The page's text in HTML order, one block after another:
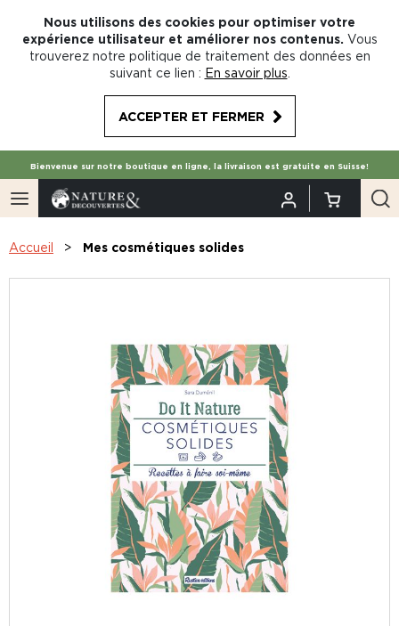
Nous utilisons des cookies pour optimiser votre
expérience utilisateur et améliorer nos contenus. Vous
trouverez notre politique de traitement des données en
suivant ce lien : En savoir plus
ACCEPTER ET FERMER
Bienvenue sur notre boutique en ligne, la livraison est gratuite en Suisse!
Accueil Mes cosmétiques solides